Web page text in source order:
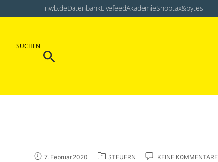
nwb.deDatenbankLivefeedAkademieShoptax&bytes
SUCHEN
Search
7. Februar 2020 STEUERN KEINE KOMMENTARE